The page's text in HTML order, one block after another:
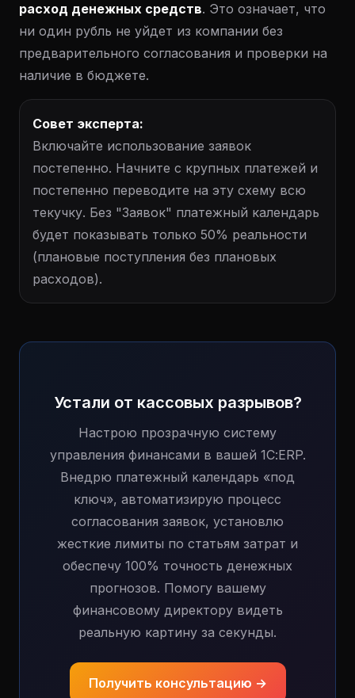
расход денежных средств. Это означает, что
ни один рубль не уйдет из компании без
предварительного согласования и проверки на
наличие в бюджете.
Совет эксперта:
Включайте использование заявок
постепенно. Начните с крупных платежей и
постепенно переводите на эту схему всю
текучку. Без "Заявок" платежный календарь
будет показывать только 50% реальности
(плановые поступления без плановых
расходов).
Устали от кассовых разрывов?
Настрою прозрачную систему
управления финансами в вашей 1С:ERP.
Внедрю платежный календарь «под
ключ», автоматизирую процесс
согласования заявок, установлю
жесткие лимиты по статьям затрат и
обеспечу 100% точность денежных
прогнозов. Помогу вашему
финансовому директору видеть
реальную картину за секунды.
Получить консультацию →